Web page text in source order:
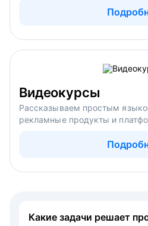
Видеокурсы
Рассказываем простым
рекламные продукты и
Какие задачи решает